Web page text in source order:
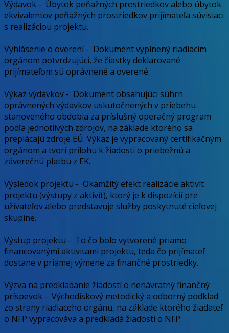
Výdavok - Úbytok peňažných prostriedkov alebo úbytok
ekvivalentov peňažných prostriedkov prijímateľa súvisiaci
s realizáciou projektu.
Vyhlásenie o overení- Dokument vyplnený riadiacim
orgánom potvrdzujúci, že čiastky deklarované
prijímateľom sú oprávnené a overené.
Výkaz výdavkov - Dokument obsahujúci súhrn
oprávnených výdavkov uskutočnených v priebehu
stanoveného obdobia za príslušný operačný program
podľa jednotlivých zdrojov, na základe ktorého sa
preplácajú zdroje EÚ. Výkaz je vypracovaný certifikačným
orgánom a tvorí prílohu k žiadosti o priebežnú a
záverečnú platbu z EK.
Výsledok projektu - Okamžitý efekt realizácie aktivít
projektu (výstupy z aktivít), ktorý je k dispozícií pre
užívateľov alebo predstavuje služby poskytnuté cieľovej
skupine.
Výstup projektu - To čo bolo vytvorené priamo
financovanými aktivitami projektu, teda čo prijímateľ
dostane v priamej výmene za finančné prostriedky.
Výzva na predkladanie žiadostí o nenávratný finančný
príspevok - Východiskový metodický a odborný podklad
zo strany riadiaceho orgánu, na základe ktorého žiadateľ
o NFP vypracováva a predkladá žiadosti o NFP.